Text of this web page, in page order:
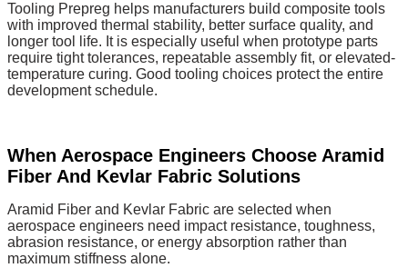
Tooling Prepreg helps manufacturers build composite tools
with improved thermal stability, better surface quality, and
longer tool life. It is especially useful when prototype parts
require tight tolerances, repeatable assembly fit, or elevated-
temperature curing. Good tooling choices protect the entire
development schedule.
When Aerospace Engineers Choose Aramid
Fiber And Kevlar Fabric Solutions
Aramid Fiber and Kevlar Fabric are selected when
aerospace engineers need impact resistance, toughness,
abrasion resistance, or energy absorption rather than
maximum stiffness alone.